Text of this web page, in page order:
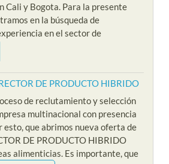
Cali y Bogota. Para la presente
en la búsqueda de
en el sector de
DE PRODUCTO HIBRIDO
de reclutamiento y selección
multinacional con presencia
esto, que abrimos nueva oferta de
DE PRODUCTO HIBRIDO
alimenticias. Es importante, que